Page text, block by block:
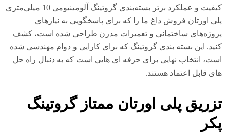
کیفیت و عملکرد برتر بسته‌بندی گروتینگ آلومینیومی 10 میلی‌متری
اورتان فروش داغ ما را که برای پاسخگویی به نیازهای
ساختمانی و تعمیرات مدرن طراحی شده است، کشف
این بسته بندی گروتینگ که برای کارایی و دوام مهندسی شده
انتخاب نهایی برای حرفه ای هایی است که به دنبال راه حل
قابل اعتماد هستند.
پلی اورتان ممتاز گروتینگ